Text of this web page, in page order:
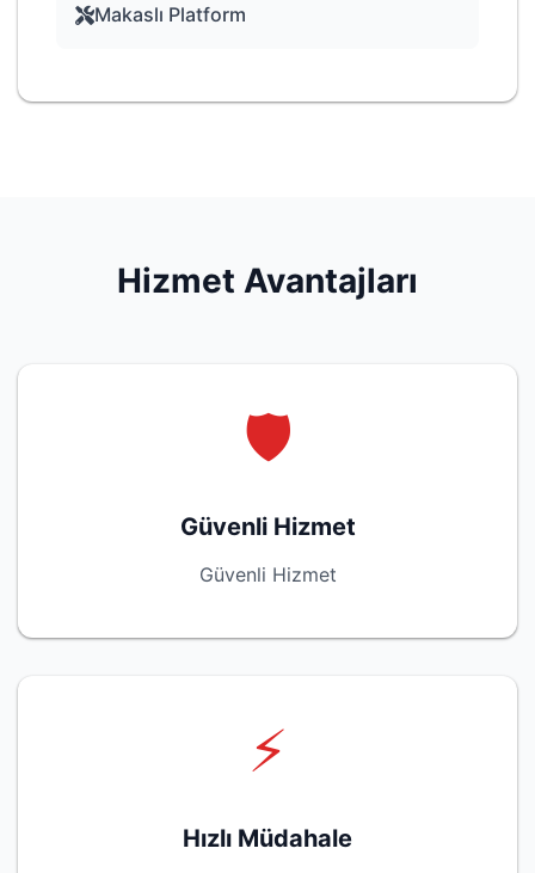
Makaslı Platform
Hizmet Avantajları
🛡️
Güvenli Hizmet
Güvenli Hizmet
⚡
Hızlı Müdahale